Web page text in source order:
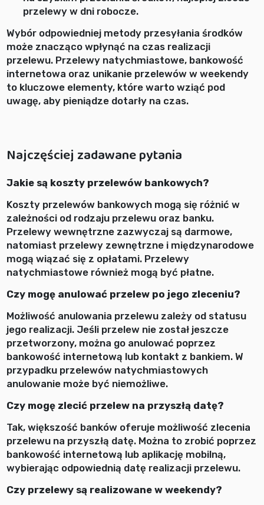
przelewy w dni robocze.
Wybór odpowiedniej metody przesyłania środków
może znacząco wpłynąć na czas realizacji
przelewu. Przelewy natychmiastowe, bankowość
internetowa oraz unikanie przelewów w weekendy
to kluczowe elementy, które warto wziąć pod
uwagę, aby pieniądze dotarły na czas.
Najczęściej zadawane pytania
Jakie są koszty przelewów bankowych?
Koszty przelewów bankowych mogą się różnić w
zależności od rodzaju przelewu oraz banku.
Przelewy wewnętrzne zazwyczaj są darmowe,
natomiast przelewy zewnętrzne i międzynarodowe
mogą wiązać się z opłatami. Przelewy
natychmiastowe również mogą być płatne.
Czy mogę anulować przelew po jego zleceniu?
Możliwość anulowania przelewu zależy od statusu
jego realizacji. Jeśli przelew nie został jeszcze
przetworzony, można go anulować poprzez
bankowość internetową lub kontakt z bankiem. W
przypadku przelewów natychmiastowych
anulowanie może być niemożliwe.
Czy mogę zlecić przelew na przyszłą datę?
Tak, większość banków oferuje możliwość zlecenia
przelewu na przyszłą datę. Można to zrobić poprzez
bankowość internetową lub aplikację mobilną,
wybierając odpowiednią datę realizacji przelewu.
Czy przelewy są realizowane w weekendy?